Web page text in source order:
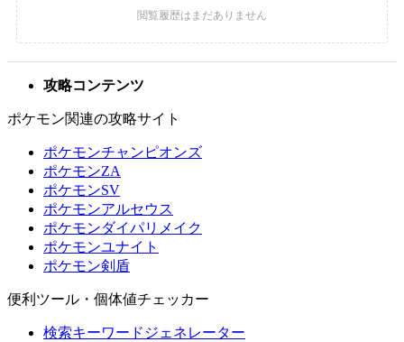
攻略コンテンツ
ポケモン関連の攻略サイト
ポケモンチャンピオンズ
ポケモンZA
ポケモンSV
ポケモンアルセウス
ポケモンダイパリメイク
ポケモンユナイト
ポケモン剣盾
便利ツール・個体値チェッカー
検索キーワードジェネレーター